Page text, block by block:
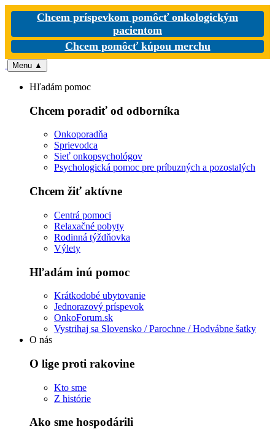
Chcem príspevkom pomôcť onkologickým
pacientom
Chcem pomôcť kúpou merchu
Menu ▲
Hľadám pomoc
Chcem poradiť od odborníka
Onkoporadňa
Sprievodca
Sieť onkopsychológov
Psychologická pomoc pre príbuzných a pozostalých
Chcem žiť aktívne
Centrá pomoci
Relaxačné pobyty
Rodinná týždňovka
Výlety
Hľadám inú pomoc
Krátkodobé ubytovanie
Jednorazový príspevok
OnkoForum.sk
Vystrihaj sa Slovensko / Parochne / Hodvábne šatky
O nás
O lige proti rakovine
Kto sme
Z histórie
Ako sme hospodárili
Nevyhnutné
cookie nie sú
voliteľné. Sú
potrebné pre
fungovanie
webovej
Štatistiky
Aby sme
zlepšiť